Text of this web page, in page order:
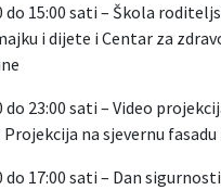
do 15:00 sati – Škola
i dijete i Centar za
do 23:00 sati – Video
na sjevernu
do 17:00 sati – Dan